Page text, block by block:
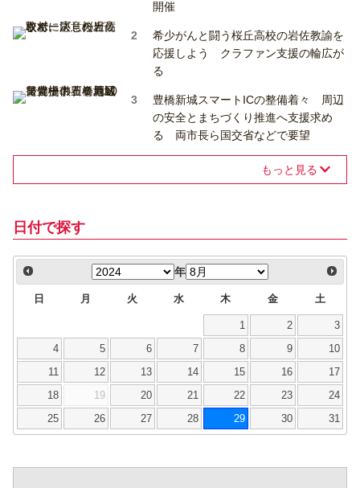
開催
希少がんと闘う桜丘高校の岩佐教諭を
応援しよう クラファン支援の輪広が
る
豊橋新城スマートICの整備着々 周辺
の安全とまちづくり推進へ支援求め
る 両市長ら国交省などで要望
もっと見る
日付で探す
年
日 月 火 水 木 金 土
1 2 3
4 5 6 7 8 9 10
11 12 13 14 15 16 17
18 19 20 21 22 23 24
25 26 27 28 29 30 31